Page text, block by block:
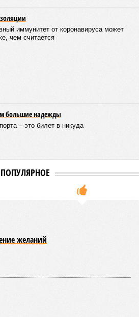
иммунитет от коронавируса может
чем считается
большие надежды
– это билет в никуда
ПОПУЛЯРНОЕ
желаний